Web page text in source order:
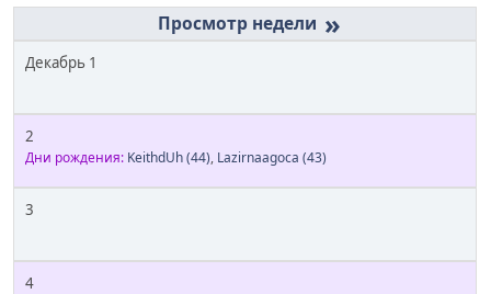
»
Декабрь 1
2
Дни рождения: KeithdUh(44), Lazirnaagoca (43)
3
4